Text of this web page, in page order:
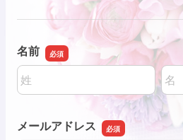
名前
名前の姓
名前
メールアドレス